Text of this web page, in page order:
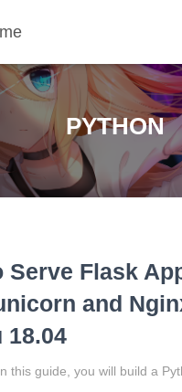
PYTHON
Serve Flask
and
18.04
this guide, you will build a